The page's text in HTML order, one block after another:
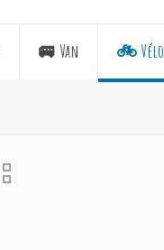
🚐 Van 🚲 Vélo